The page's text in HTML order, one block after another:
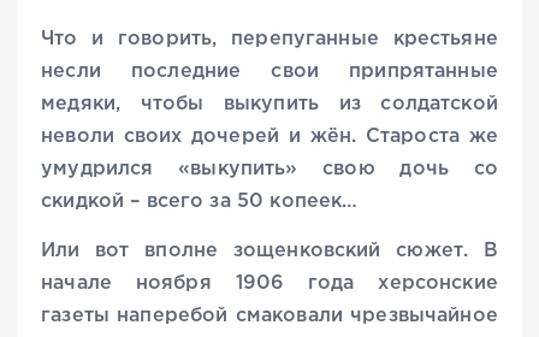
Что и говорить, перепуганные крестьяне
несли последние свои припрятанные
медяки, чтобы выкупить из солдатской
неволи своих дочерей и жён. Староста же
умудрился «выкупить» свою дочь со
скидкой – всего за 50 копеек…
Или вот вполне зощенковский сюжет. В
начале ноября 1906 года херсонские
газеты наперебой смаковали чрезвычайное